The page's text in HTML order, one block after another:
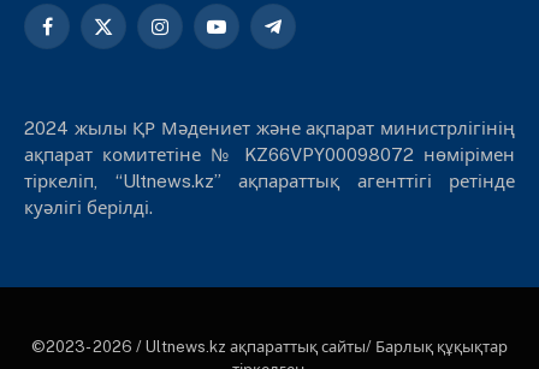
Facebook
X
InstagramYouTubeTelegram
2024 жылы ҚР Мәдениет және ақпарат министрлігінің
ақпарат комитетіне № KZ66VPY00098072 нөмірімен
тіркеліп, “Ultnews.kz” ақпараттық агенттігі ретінде
куәлігі берілді.
©2023- 2026 / Ultnews.kz ақпараттық сайты/ Барлық құқықтар